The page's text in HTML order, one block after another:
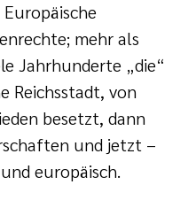
mehr als
Jahrhunderte „die“
Reichsstadt, von
besetzt, dann
und jetzt –
europäisch.